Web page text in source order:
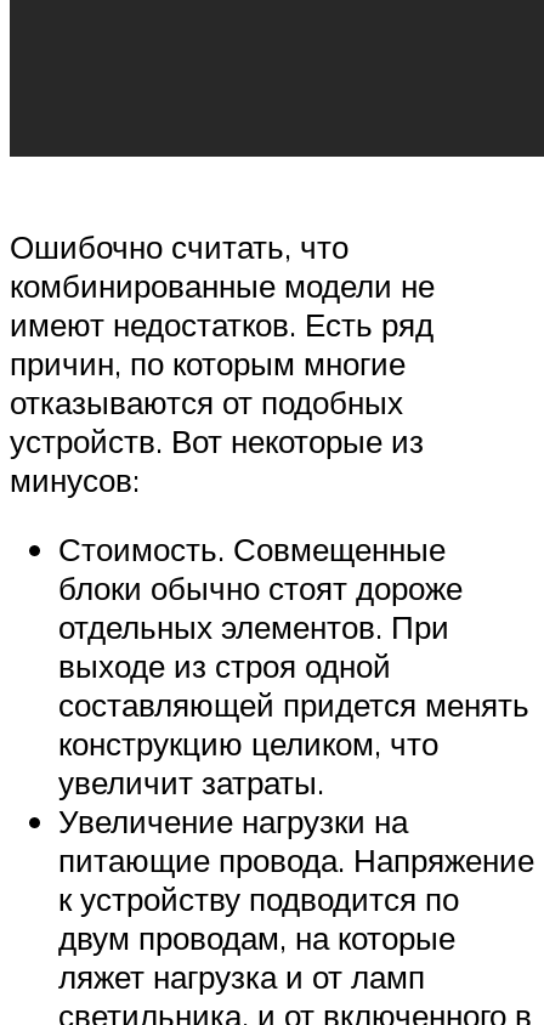
Ошибочно считать, что
комбинированные модели не
имеют недостатков. Есть ряд
причин, по которым многие
отказываются от подобных
устройств. Вот некоторые из
минусов:
Стоимость. Совмещенные
блоки обычно стоят дороже
отдельных элементов. При
выходе из строя одной
составляющей придется менять
конструкцию целиком, что
увеличит затраты.
Увеличение нагрузки на
питающие провода. Напряжение
к устройству подводится по
двум проводам, на которые
ляжет нагрузка и от ламп
светильника, и от включенного в